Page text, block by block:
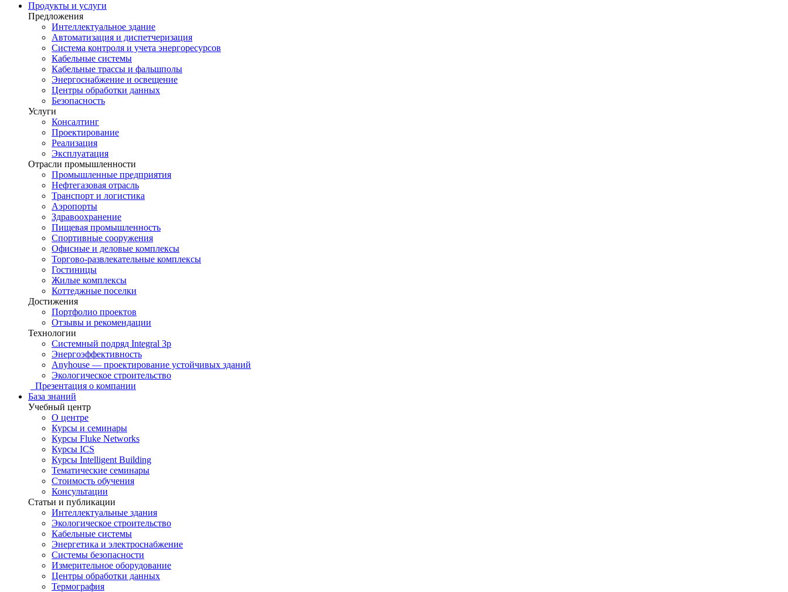
Продукты и услуги
Предложения
Интеллектуальное здание
Автоматизация и диспетчеризация
Система контроля и учета энергоресурсов
Кабельные системы
Кабельные трассы и фальшполы
Энергоснабжение и освещение
Центры обработки данных
Безопасность
Услуги
Консалтинг
Проектирование
Реализация
Эксплуатация
Отрасли промышленности
Промышленные предприятия
Нефтегазовая отрасль
Транспорт и логистика
Аэропорты
Здравоохранение
Пищевая промышленность
Спортивные сооружения
Офисные и деловые комплексы
Торгово-развлекательные комплексы
Гостиницы
Жилые комплексы
Коттеджные поселки
Достижения
Портфолио проектов
Отзывы и рекомендации
Технологии
Системный подряд Integral 3p
Энергоэффективность
Anyhouse — проектирование устойчивых зданий
Экологическое строительство
Презентация о компании
База знаний
Учебный центр
О центре
Курсы и семинары
Курсы Fluke Networks
Курсы ICS
Курсы Intelligent Building
Тематические семинары
Стоимость обучения
Консультации
Статьи и публикации
Интеллектуальные здания
Экологическое строительство
Кабельные системы
Энергетика и электроснабжение
Системы безопасности
Измерительное оборудование
Центры обработки данных
Термография